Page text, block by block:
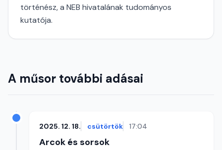
történész, a NEB hivatalának tudományos
kutatója.
A műsor további adásai
2025. 12. 18. csütörtök 17:04
Arcok és sorsok